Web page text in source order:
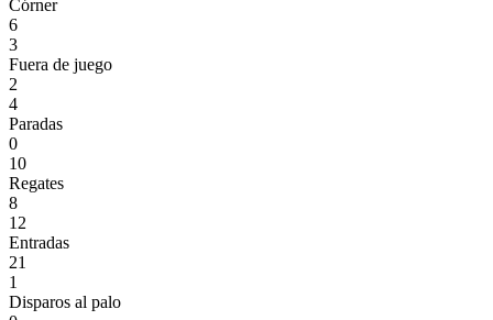
Córner
6
3
Fuera de juego
2
4
Paradas
0
10
Regates
8
12
Entradas
21
1
Disparos al palo